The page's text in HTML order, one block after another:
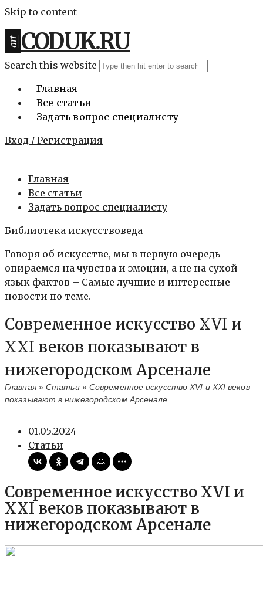
Skip to content
art CODUK.RU
Search this website
Главная
Все статьи
Задать вопрос специалисту
Вход / Регистрация
Главная
Все статьи
Задать вопрос специалисту
Библиотека искусствоведа
Говоря об искусстве, мы в первую очередь
опираемся на чувства и эмоции, а не на сухой
язык фактов – Самые лучшие и интересные
новости по теме.
Современное искусство XVI и
XXI веков показывают в
нижегородском Арсенале
Главная»Статьи» Современное искусство XVI и XXI веков
показывают в нижегородском Арсенале
01.05.2024
Статьи
Современное искусство XVI и
XXI веков показывают в
нижегородском Арсенале